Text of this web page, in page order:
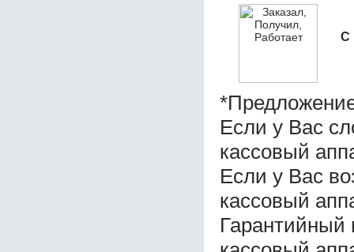
С
Если у Вас
кассовый
Если у Вас
кассовый
Гарантийный